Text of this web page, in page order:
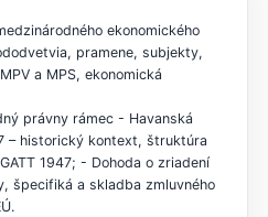
ekonomického
pramene, subjekty,
a MPS, ekonomická
právny rámec - Havanská
– historický kontext, štruktúra
1947; - Dohoda o zriadení
špecifiká a skladba zmluvného